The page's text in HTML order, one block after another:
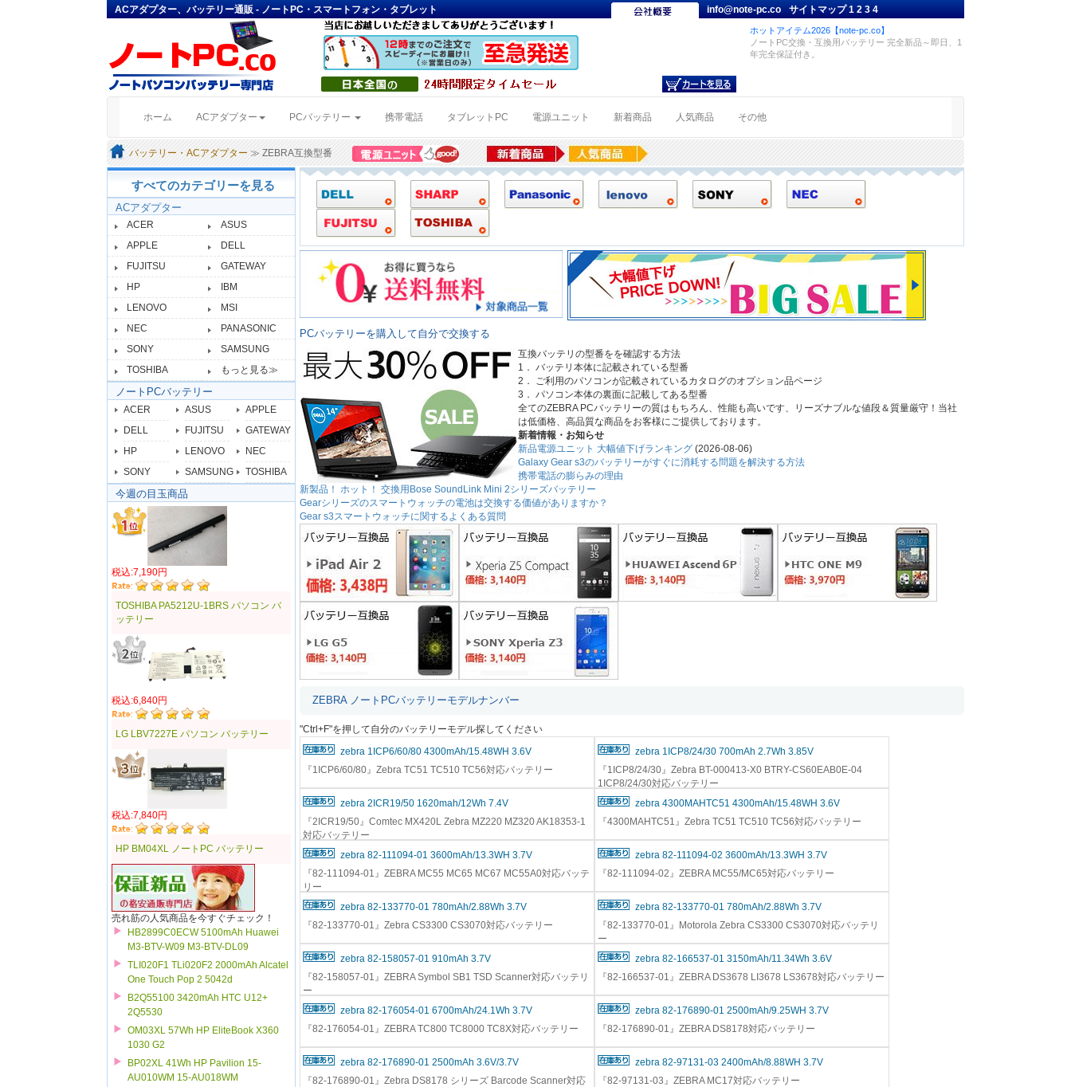
ACアダプター、バッテリー通販 - ノートPC・スマートフォン・タブレット info@note-pc.co サイトマップ1234
ホットアイテム2026【note-pc.co】
ノートPC交換・互換用バッテリー 完全新品～即日、1
年完全保証付き。
ホーム (current)ACアダプター PCバッテリー 携帯電話 タブレットPC 電源ユニット 新着商品 人気商品 その他
バッテリー・ACアダプター ≫ ZEBRA互換型番
すべてのカテゴリーを見る
ACアダプター
ACER
ASUS
APPLE
DELL
FUJITSU
GATEWAY
HP
IBM
LENOVO
MSI
NEC
PANASONIC
SONY
SAMSUNG
TOSHIBA
もっと見る≫
ノートPCバッテリー
ACER ASUS
APPLE
DELL
FUJITSU
GATEWAY
HP
LENOVO
NEC
SONY
SAMSUNG TOSHIBA
今週の目玉商品
税込:7,190円
TOSHIBA PA5212U-1BRS パソコン バ
ッテリー
税込:6,840円
LG LBV7227E パソコン バッテリー
税込:7,840円
HP BM04XL ノートPC バッテリー
売れ筋の人気商品を今すぐチェック！
HB2899C0ECW 5100mAh Huawei
M3-BTV-W09 M3-BTV-DL09
TLI020F1 TLi020F2 2000mAh Alcatel
One Touch Pop 2 5042d
B2Q55100 3420mAh HTC U12+
2Q5530
OM03XL 57Wh HP EliteBook X360
1030 G2
BP02XL 41Wh HP Pavilion 15-
AU010WM 15-AU018WM
PCバッテリーを購入して自分で交換する
互換バッテリの型番をを確認する方法
1． バッテリ本体に記載されている型番
2． ご利用のパソコンが記載されているカタログのオプション品ページ
3． パソコン本体の裏面に記載してある型番
全てのZEBRA PCバッテリーの質はもちろん、性能も高いです、リーズナブルな値段＆質量厳守！当社
は低価格、高品質な商品をお客様にご提供しております。
新着情報・お知らせ
新品電源ユニット 大幅値下げランキング(2026-08-06)
Galaxy Gear s3のバッテリーがすぐに消耗する問題を解決する方法
携帯電話の膨らみの理由
新製品！ ホット！ 交換用Bose SoundLink Mini 2シリーズバッテリー
Gearシリーズのスマートウォッチの電池は交換する価値がありますか？
Gear s3スマートウォッチに関するよくある質問
ZEBRA ノートPCバッテリーモデルナンバー
"Ctrl+F"を押して自分のバッテリーモデル探してください
zebra 1ICP6/60/80 4300mAh/15.48WH 3.6V
『1ICP6/60/80』Zebra TC51 TC510 TC56対応バッテリー
zebra 1ICP8/24/30 700mAh 2.7Wh 3.85V
『1ICP8/24/30』Zebra BT-000413-X0 BTRY-CS60EAB0E-04
1ICP8/24/30対応バッテリー
zebra 2ICR19/50 1620mah/12Wh 7.4V
『2ICR19/50』Comtec MX420L Zebra MZ220 MZ320 AK18353-1
対応バッテリー
zebra 4300MAHTC51 4300mAh/15.48WH 3.6V
『4300MAHTC51』Zebra TC51 TC510 TC56対応バッテリー
zebra 82-111094-01 3600mAh/13.3WH 3.7V
『82-111094-01』ZEBRA MC55 MC65 MC67 MC55A0対応バッテ
リー
zebra 82-111094-02 3600mAh/13.3WH 3.7V
『82-111094-02』ZEBRA MC55/MC65対応バッテリー
zebra 82-133770-01 780mAh/2.88Wh 3.7V
『82-133770-01』Zebra CS3300 CS3070対応バッテリー
zebra 82-133770-01 780mAh/2.88Wh 3.7V
『82-133770-01』Motorola Zebra CS3300 CS3070対応バッテリ
ー
zebra 82-158057-01 910mAh 3.7V
『82-158057-01』ZEBRA Symbol SB1 TSD Scanner対応バッテリ
ー
zebra 82-166537-01 3150mAh/11.34Wh 3.6V
『82-166537-01』ZEBRA DS3678 LI3678 LS3678対応バッテリー
zebra 82-176054-01 6700mAh/24.1Wh 3.7V
『82-176054-01』ZEBRA TC800 TC8000 TC8X対応バッテリー
zebra 82-176890-01 2500mAh/9.25WH 3.7V
『82-176890-01』ZEBRA DS8178対応バッテリー
zebra 82-176890-01 2500mAh 3.6V/3.7V
『82-176890-01』Zebra DS8178 シリーズ Barcode Scanner対応
zebra 82-97131-03 2400mAh/8.88WH 3.7V
『82-97131-03』ZEBRA MC17対応バッテリー